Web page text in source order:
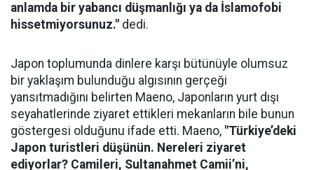
anlamda bir yabancı düşmanlığı ya da İslamofobi
hissetmiyorsunuz." dedi.
Japon toplumunda dinlere karşı bütünüyle olumsuz
bir yaklaşım bulunduğu algısının gerçeği
yansıtmadığını belirten Maeno, Japonların yurt dışı
seyahatlerinde ziyaret ettikleri mekanların bile bunun
göstergesi olduğunu ifade etti. Maeno, "Türkiye’deki
Japon turistleri düşünün. Nereleri ziyaret
ediyorlar? Camileri, Sultanahmet Camii’ni,